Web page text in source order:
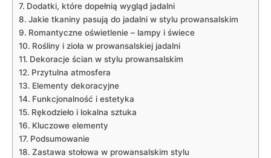
Dodatki, które ‌dopełnią wygląd ‌jadalni
Jakie ⁤tkaniny ⁢pasują do ⁤jadalni w stylu prowansalskim
Romantyczne oświetlenie –⁢ lampy i świece
Rośliny i zioła w prowansalskiej ⁤jadalni
Dekoracje ścian w stylu prowansalskim
Przytulna atmosfera
Elementy dekoracyjne
Funkcjonalność i estetyka
Rękodzieło i lokalna sztuka
Kluczowe⁤ elementy
Podsumowanie
Zastawa stołowa w prowansalskim stylu